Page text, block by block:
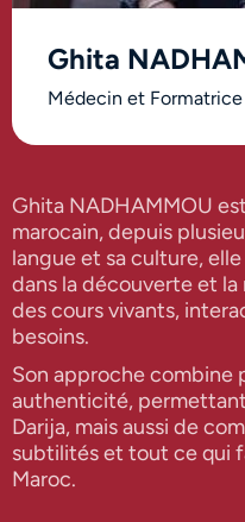
Ghita
Médecin et Formatrice
Ghita NADHAMMOU
marocain, depuis
langue et sa culture,
dans la découverte et la
des cours vivants,
besoins.
Son approche combine
authenticité,
Darija, mais aussi de
subtilités et tout ce qui
Maroc.